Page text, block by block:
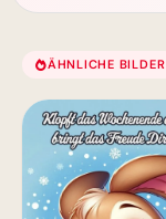
ÄHNLICHE BILDER